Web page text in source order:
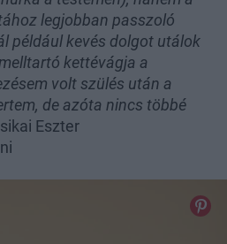
legjobban passzoló
például kevés dolgot utálok
kettévágja a
volt szülés után a
de azóta nincs többé
Eszter